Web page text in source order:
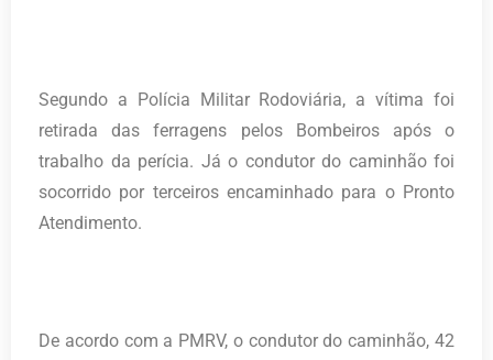
Segundo a Polícia Militar Rodoviária, a vítima foi
retirada das ferragens pelos Bombeiros após o
trabalho da perícia. Já o condutor do caminhão foi
socorrido por terceiros encaminhado para o Pronto
Atendimento.
De acordo com a PMRV, o condutor do caminhão, 42